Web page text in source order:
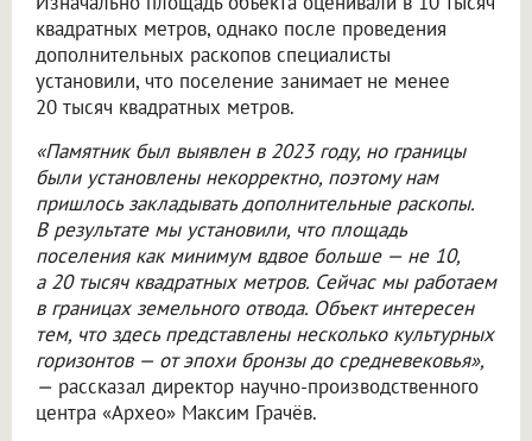
квадратных метров, однако после проведения
дополнительных раскопов специалисты
установили, что поселение занимает не менее
20 тысяч квадратных метров.
«Памятник был выявлен в 2023 году, но границы
были установлены некорректно, поэтому нам
пришлось закладывать дополнительные раскопы.
В результате мы установили, что площадь
поселения как минимум вдвое больше — не 10,
а 20 тысяч квадратных метров. Сейчас мы работаем
в границах земельного отвода. Объект интересен
тем, что здесь представлены несколько культурных
горизонтов — от эпохи бронзы до средневековья»,
— рассказал директор научно-производственного
центра «Архео» Максим Грачёв.